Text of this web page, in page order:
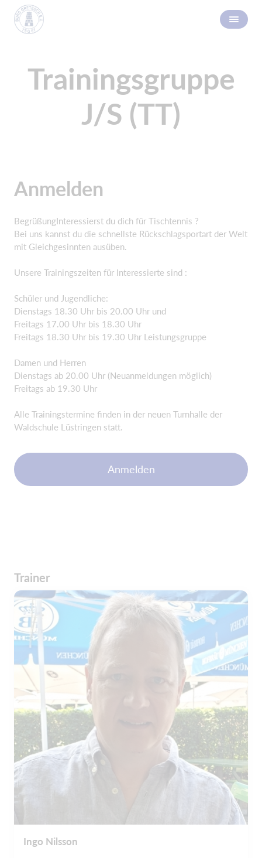
Trainingsgruppe
J/S (TT)
Anmelden
BegrüßungInteressierst du dich für Tischtennis ?
Bei uns kannst du die schnellste Rückschlagsportart der Welt
mit Gleichgesinnten ausüben.
Unsere Trainingszeiten für Interessierte sind :
Schüler und Jugendliche:
Dienstags 18.30 Uhr bis 20.00 Uhr und
Freitags 17.00 Uhr bis 18.30 Uhr
Freitags 18.30 Uhr bis 19.30 Uhr Leistungsgruppe
Damen und Herren
Dienstags ab 20.00 Uhr (Neuanmeldungen möglich)
Freitags ab 19.30 Uhr
Alle Trainingstermine finden in der neuen Turnhalle der
Waldschule Lüstringen statt.
Anmelden
Trainer
Ingo Nilsson